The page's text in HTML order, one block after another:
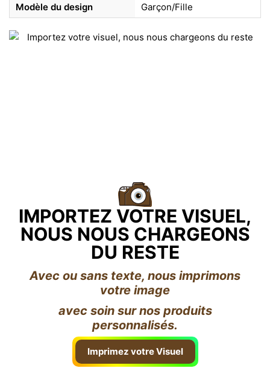
Modèle du design Garçon/Fille
IMPORTEZ VOTRE VISUEL,
NOUS NOUS CHARGEONS
DU RESTE
Avec ou sans texte, nous imprimons
votre image
avec soin sur nos produits
personnalisés.
Imprimez votre Visuel